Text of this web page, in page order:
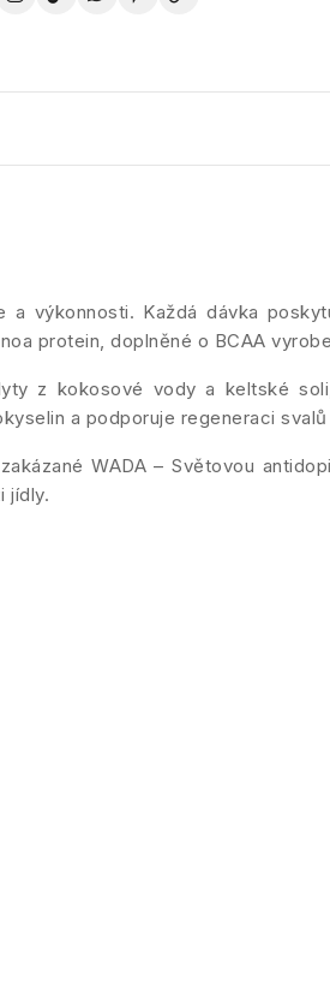
a výkonnosti. Každá dávka
protein, doplněné o BCAA
z kokosové vody a keltské
a podporuje regeneraci
WADA – Světovou
jídly.